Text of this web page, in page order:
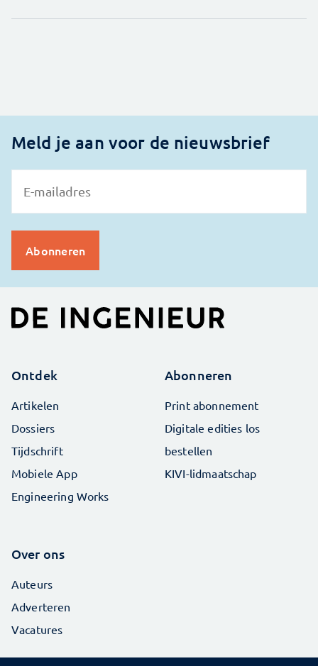
Meld je aan voor de nieuwsbrief
Ontdek
Artikelen
Dossiers
Tijdschrift
Mobiele App
Engineering Works
Abonneren
Print abonnement
Digitale edities los
bestellen
KIVI-lidmaatschap
Over ons
Auteurs
Adverteren
Vacatures